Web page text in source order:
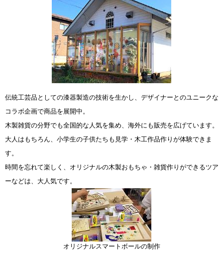
伝統工芸品としての漆器製造の技術を生かし、デザイナーとのユニークな
コラボ企画で商品を展開中。
木製雑貨の分野でも全国的な人気を集め、海外にも販売を広げています。
大人はもちろん、小学生の子供たちも見学・木工作品作りが体験できま
す。
時間を忘れて楽しく、オリジナルの木製おもちゃ・雑貨作りができるツア
ーなどは、大人気です。
オリジナルスマートボールの制作